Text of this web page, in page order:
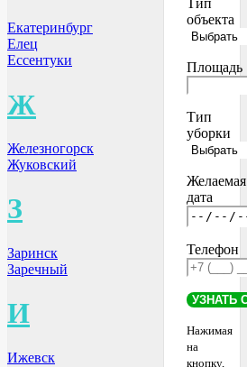
Екатеринбург
Елец
Ессентуки
Ж
Железногорск
Жуковский
З
Заринск
Заречный
И
Ижевск
Тип
объекта
Площадь
Тип
уборки
Желаемая
дата
Телефон
Нажимая
на
кнопку,